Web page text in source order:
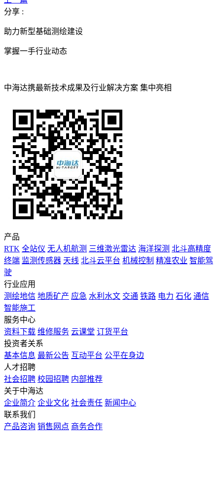
分享 :
助力新型基础测绘建设
掌握一手行业动态
中海达携最新技术成果及行业解决方案 集中亮相
产品
RTK 全站仪 无人机航测 三维激光雷达 海洋探测 北斗高精度
终端 监测传感器 天线 北斗云平台 机械控制 精准农业 智能驾
驶
行业应用
测绘地信 地质矿产 应急 水利水文 交通 铁路 电力 石化 通信
智能施工
服务中心
资料下载 维修服务 云课堂 订货平台
投资者关系
基本信息 最新公告 互动平台 公平在身边
人才招聘
社会招聘 校园招聘 内部推荐
关于中海达
企业简介 企业文化 社会责任 新闻中心
联系我们
产品咨询 销售网点 商务合作